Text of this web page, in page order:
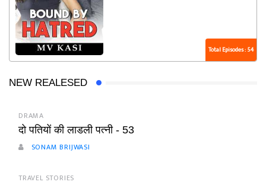
Total Episodes : 54
NEW REALESED
DRAMA
दो पतियों की लाडली पत्नी - 53
SONAM BRIJWASI
TRAVEL STORIES